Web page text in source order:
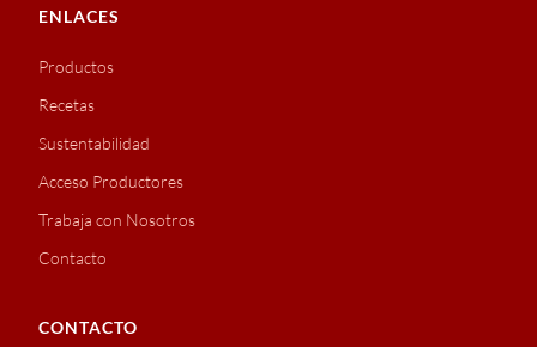
ENLACES
Productos
Recetas
Sustentabilidad
Acceso Productores
Trabaja con Nosotros
Contacto
CONTACTO